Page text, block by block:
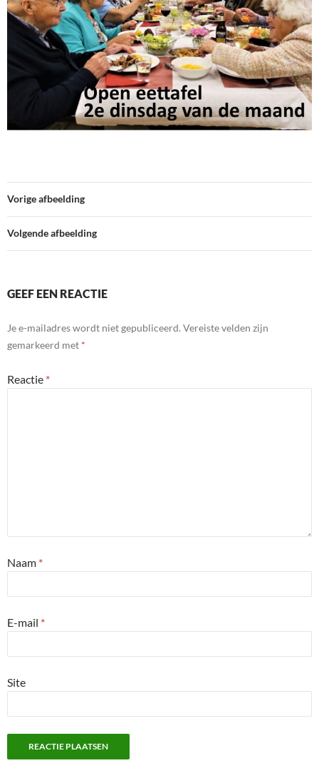
Vorige afbeelding
Volgende afbeelding
GEEF EEN REACTIE
Je e-mailadres wordt niet gepubliceerd. Vereiste velden zijn
gemarkeerd met *
Reactie *
Naam *
E-mail *
Site